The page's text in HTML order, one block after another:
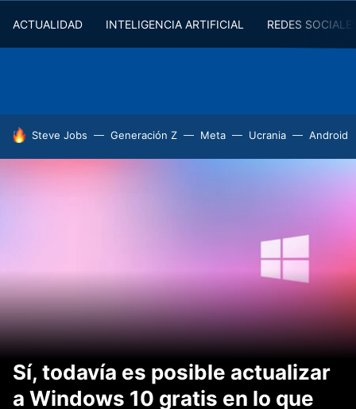
ACTUALIDAD INTELIGENCIA ARTIFICIAL REDES
HOY SE HABLA DE
Steve Jobs Generación Z Meta Ucrania Android
Sí, todavía es posible actualizar
a Windows 10 gratis en lo que